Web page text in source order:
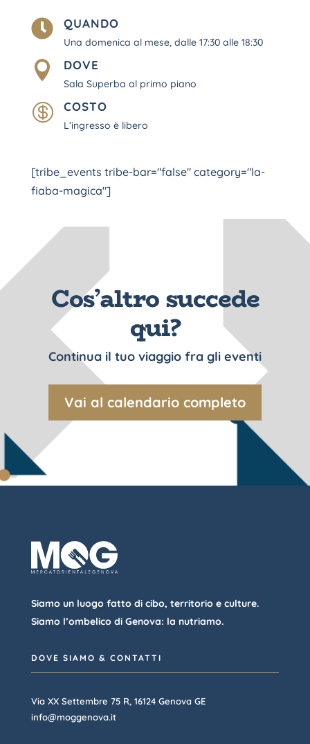
 QUANDO
Una domenica al mese, dalle 17:30 alle 18:30
 DOVE
Sala Superba al primo piano
 COSTO
L’ingresso è libero
[tribe_events tribe-bar="false" category="la-
fiaba-magica"]
Cos’altro succede
qui?
Continua il tuo viaggio fra gli eventi
Vai al calendario completo
Siamo un luogo fatto di cibo, territorio e culture.
Siamo l’ombelico di Genova: la nutriamo.
DOVE SIAMO & CONTATTI
Via XX Settembre 75 R, 16124 Genova GE
info@moggenova.it